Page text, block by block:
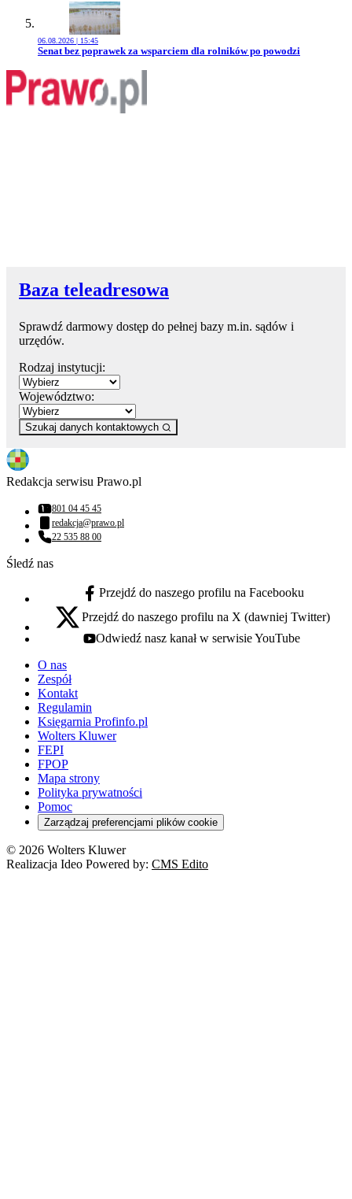
06.08.2026 | 15:45
Przejdź do artykułu:
Senat bez poprawek za wsparciem dla rolników po powodzi
Baza teleadresowa
Sprawdź darmowy dostęp do pełnej bazy m.in. sądów i
urzędów.
Rodzaj instytucji:
Województwo:
Szukaj danych kontaktowych
Redakcja serwisu Prawo.pl
Numer telefonu:
801 04 45 45
Adres email:
redakcja@prawo.pl
Numer telefonu:
22 535 88 00
Śledź nas
facebook - otwiera się w nowej karcie
Przejdź do naszego profilu na Facebooku
x - otwiera się w nowej karcie
Przejdź do naszego profilu na X (dawniej Twitter)
youtube - otwiera się w nowej karcie
Odwiedź nasz kanał w serwisie YouTube
O nas
Zespół
Kontakt
Regulamin
Księgarnia Profinfo.pl
Wolters Kluwer
FEPI
FPOP
Mapa strony
Polityka prywatności
Pomoc
Zarządzaj preferencjami plików cookie
© 2026 Wolters Kluwer
Realizacja Ideo Powered by: CMS Edito